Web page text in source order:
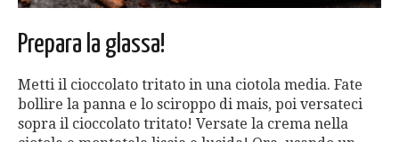
Prepara la glassa!
Metti il cioccolato tritato in una ciotola media. Fate
bollire la panna e lo sciroppo di mais, poi versateci
sopra il cioccolato tritato! Versate la crema nella